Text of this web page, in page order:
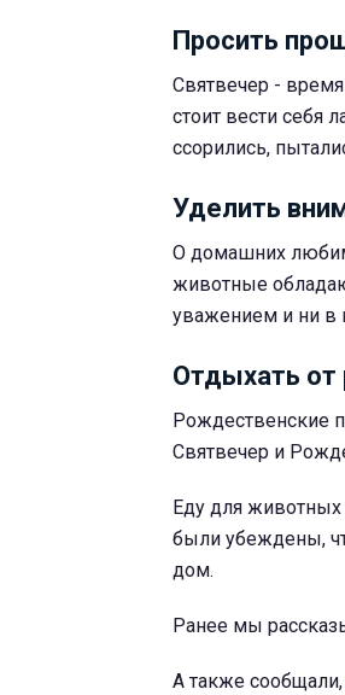
Просить
Святвечер - время
стоит вести себя
ссорились,
Уделить
О домашних
животные
уважением и ни в
Отдыхать от
Рождественские
Святвечер и
Еду для животных
были убеждены,
дом.
Ранее мы
А также сообщали,